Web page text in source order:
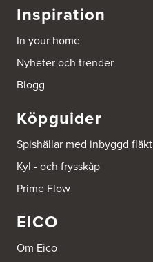
Inspiration
In your home
Nyheter och trender
Blogg
Köpguider
Spishällar med inbyggd fläkt
Kyl - och frysskåp
Prime Flow
EICO
Om Eico